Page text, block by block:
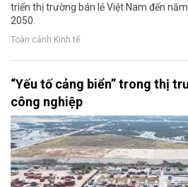
triển thị trường bán lẻ Việt Nam đến
2050.
Toàn cảnh Kinh tế
“Yếu tố cảng biển” trong thị
công nghiệp